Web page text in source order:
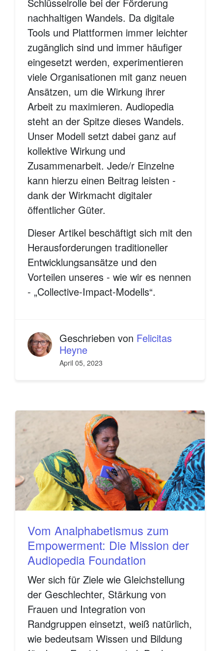
nachhaltigen Wandels. Da digitale
Tools und Plattformen immer leichter
zugänglich sind und immer häufiger
eingesetzt werden, experimentieren
viele Organisationen mit ganz neuen
Ansätzen, um die Wirkung ihrer
Arbeit zu maximieren. Audiopedia
steht an der Spitze dieses Wandels.
Unser Modell setzt dabei ganz auf
kollektive Wirkung und
Zusammenarbeit. Jede/r Einzelne
kann hierzu einen Beitrag leisten -
dank der Wirkmacht digitaler
öffentlicher Güter.
Dieser Artikel beschäftigt sich mit den
Herausforderungen traditioneller
Entwicklungsansätze und den
Vorteilen unseres - wie wir es nennen
- „Collective-Impact-Modells“.
Geschrieben von Felicitas
Heyne
April 05, 2023
Vom Analphabetismus zum
Empowerment: Die Mission der
Audiopedia Foundation
Wer sich für Ziele wie Gleichstellung
der Geschlechter, Stärkung von
Frauen und Integration von
Randgruppen einsetzt, weiß natürlich,
wie bedeutsam Wissen und Bildung